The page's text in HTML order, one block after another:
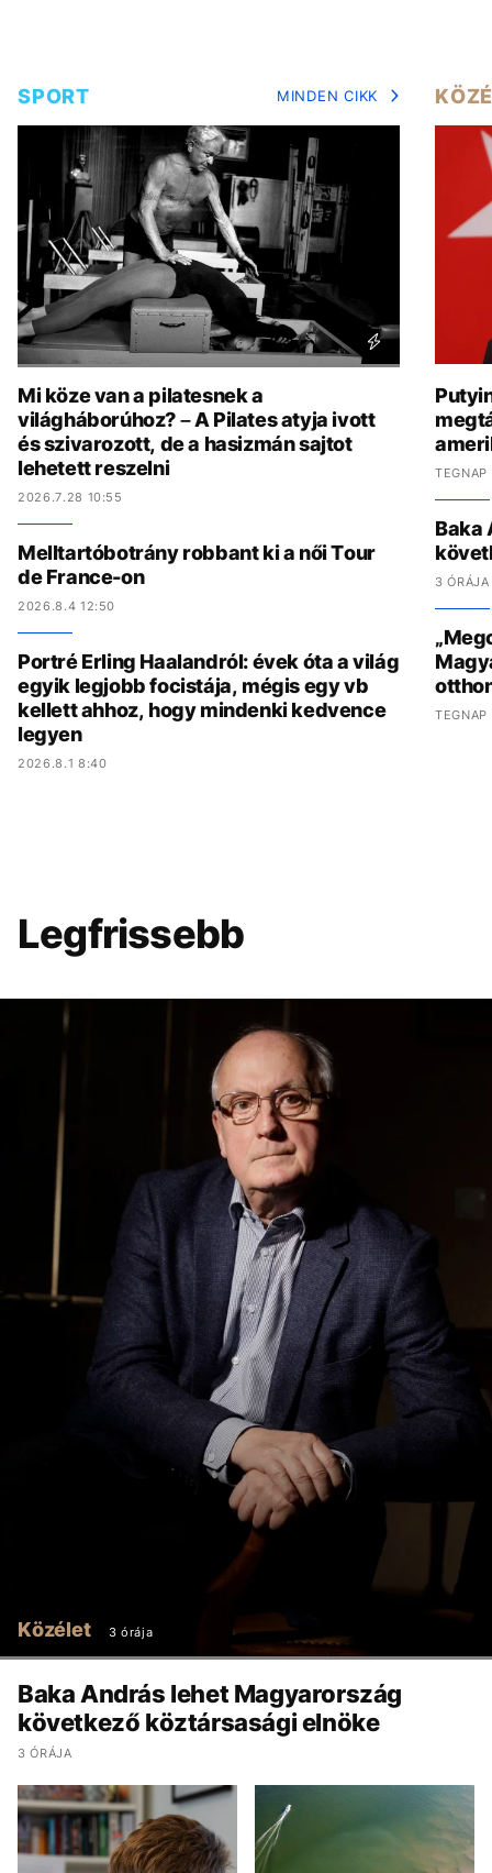
SPORT MINDEN CIKK
Mi köze van a pilatesnek a
világháborúhoz? – A Pilates atyja ivott
és szivarozott, de a hasizmán sajtot
lehetett reszelni
2026.7.28 10:55
Melltartóbotrány robbant ki a női Tour
de France-on
2026.8.4 12:50
Portré Erling Haalandról: évek óta a világ
egyik legjobb focistája, mégis egy vb
kellett ahhoz, hogy mindenki kedvence
legyen
2026.8.1 8:40
Baka
3 ÓRÁJA
Legfrissebb
Közélet 3 órája
Baka András lehet Magyarország
következő köztársasági elnöke
3 ÓRÁJA